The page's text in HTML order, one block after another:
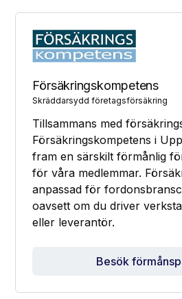
Försäkringskompetens
Skräddarsydd företagsförsäkring
Tillsammans med
Försäkringskompetens i
fram en särskilt förmånlig
för våra medlemmar.
anpassad för
oavsett om du driver
eller leverantör.
Besök